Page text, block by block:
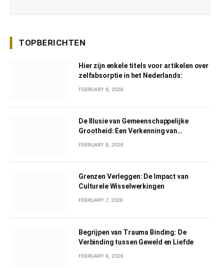
TOPBERICHTEN
Hier zijn enkele titels voor artikelen over
zelfabsorptie in het Nederlands:
FEBRUARY 8, 2026
De Illusie van Gemeenschappelijke
Grootheid: Een Verkenning van
FEBRUARY 8, 2026
Grenzen Verleggen: De Impact van
Culturele Wisselwerkingen
FEBRUARY 7, 2026
Begrijpen van Trauma Binding: De
Verbinding tussen Geweld en Liefde
FEBRUARY 6, 2026